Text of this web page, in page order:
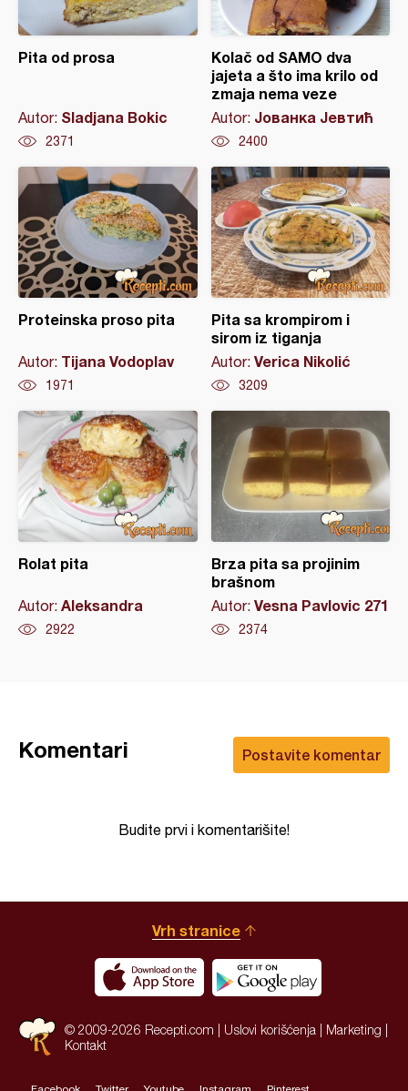
Pita od prosa
Autor: Sladjana Bokic
2371
Kolač od SAMO dva
jajeta a što ima krilo od
zmaja nema veze
Autor: Јованка Јевтић
2400
Proteinska proso pita
Autor: Tijana Vodoplav
1971
Pita sa krompirom i
sirom iz tiganja
Autor: Verica Nikolić
3209
Rolat pita
Autor: Aleksandra
2922
Brza pita sa projinim
brašnom
Autor: Vesna Pavlovic 271
2374
Postavite komentar
Komentari
Budite prvi i komentarišite!
Vrh stranice
© 2009-2026 Recepti.com | Uslovi korišćenja Marketing
Kontakt